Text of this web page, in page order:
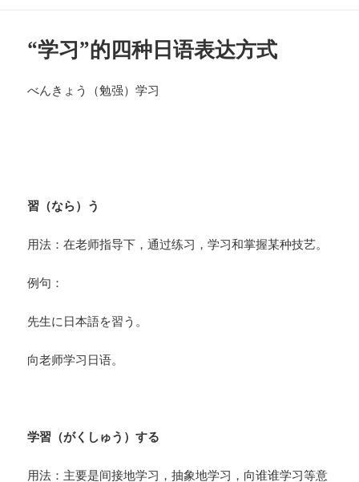
“学习”的四种日语表达方式
べんきょう（勉强）学习
習（なら）う
用法：在老师指导下，通过练习，学习和掌握某种技艺。
例句：
先生に日本語を習う。
向老师学习日语。
学習（がくしゅう）する
用法：主要是间接地学习，抽象地学习，向谁谁学习等意